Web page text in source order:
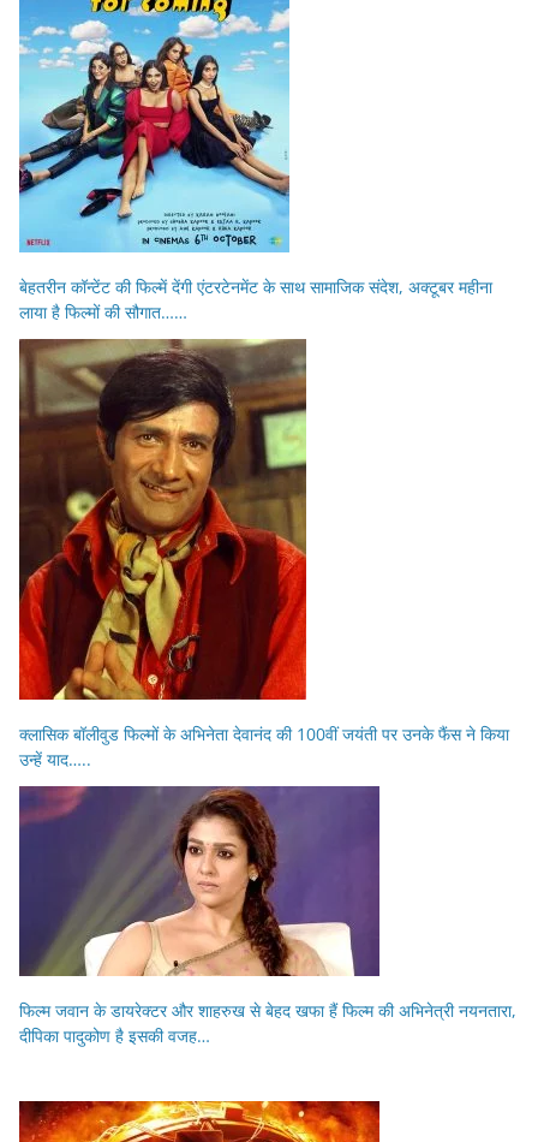
बेहतरीन कॉन्टेंट की फिल्में देंगी एंटरटेनमेंट के साथ सामाजिक संदेश, अक्टूबर महीना
लाया है फिल्मों की सौगात……
क्लासिक बॉलीवुड फिल्मों के अभिनेता देवानंद की 100वीं जयंती पर उनके फैंस ने किया
उन्हें याद…..
फिल्म जवान के डायरेक्टर और शाहरुख से बेहद खफा हैं फिल्म की अभिनेत्री नयनतारा,
दीपिका पादुकोण है इसकी वजह…